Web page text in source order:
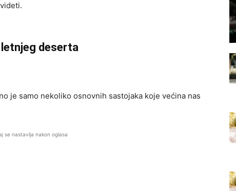
deserta
je samo nekoliko osnovnih sastojaka koje većina nas
se nastavlja nakon oglasa